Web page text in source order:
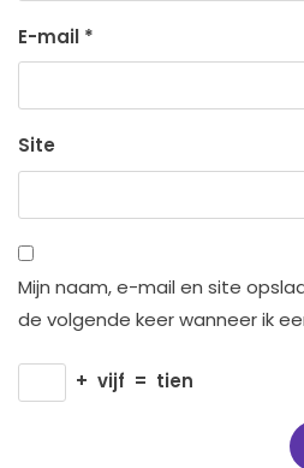
E-mail *
Site
Mijn naam, e-mail en site
de volgende keer wanneer ik
+ vijf = tien